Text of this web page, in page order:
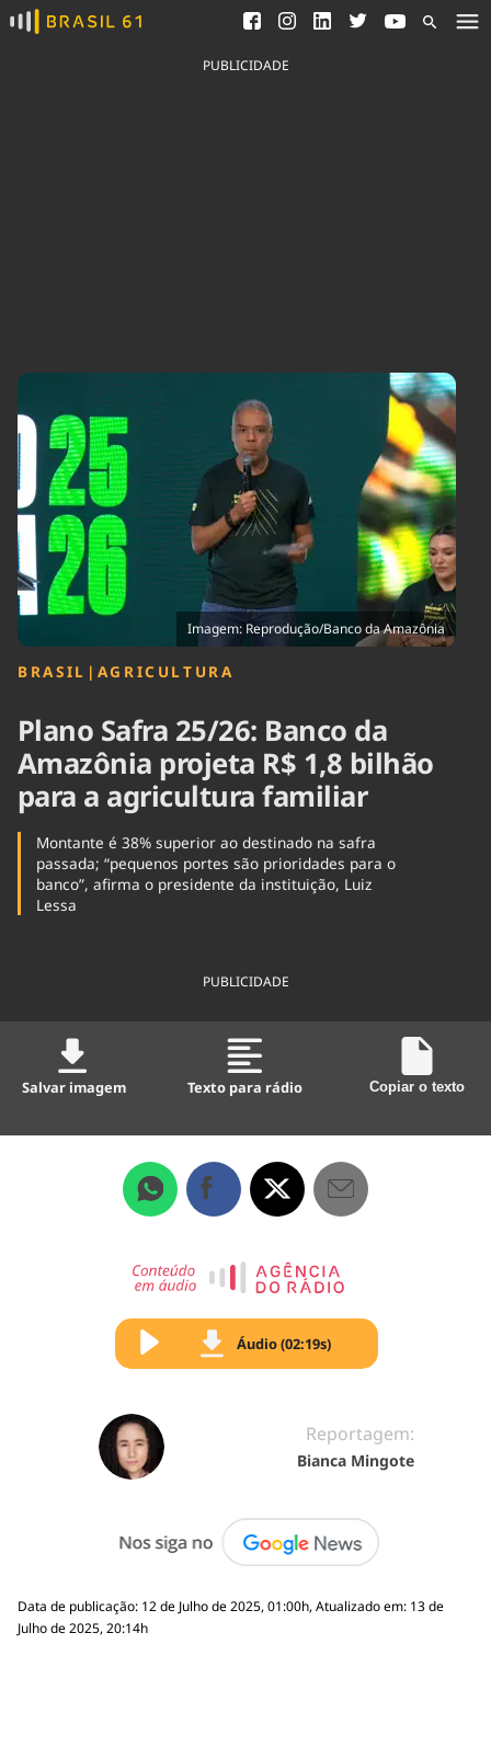
Ver todas as notícias
Saneamento
Indicadores
Agronegócios
Brasil
Brasil Mineral
Ciência &
Tecnologia
Cinema
Comportamento
Educação
Infraestrutura
Internacional
Meio Ambiente
Saúde
Tempo
PUBLICIDADE
Imagem: Reprodução/Banco da Amazônia
BRASIL | AGRICULTURA
Plano Safra 25/26: Banco da
Amazônia projeta R$ 1,8 bilhão
para a agricultura familiar
Montante é 38% superior ao destinado na safra
passada; “pequenos portes são prioridades para o
banco”, afirma o presidente da instituição, Luiz
Lessa
PUBLICIDADE
Salvar imagem Texto para rádio Copiar o texto
Áudio (02:19s)
Reportagem:
Bianca Mingote
Data de publicação: 12 de Julho de 2025, 01:00h, Atualizado em: 13 de
Julho de 2025, 20:14h